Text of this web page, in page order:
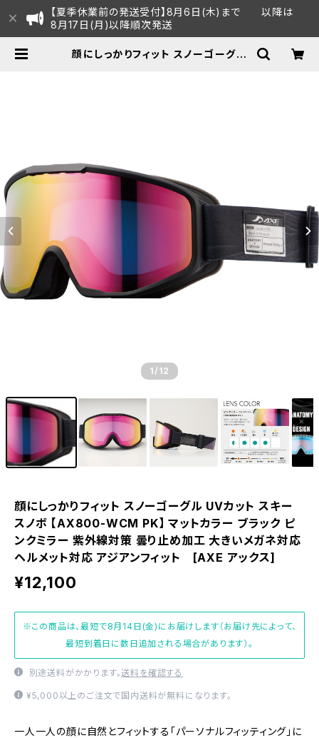
【夏季休業前の発送受付】8月6日(木)まで 以降は
8月17日(月)以降順次発送
顔にしっかりフィット スノーゴーグル
1 /12
顔にしっかりフィット スノーゴーグル UVカット スキー
スノボ 【AX800-WCM PK】 マットカラー ブラック ピ
ンクミラー 紫外線対策 曇り止め加工 大きいメガネ対応
ヘルメット対応 アジアンフィット [AXE アックス]
¥12,100
※この商品は、最短で8月14日(金)にお届けします（お届け先によって、
最短到着日に数日追加される場合があります）。
別途送料がかかります。送料を確認する
¥5,000以上のご注文で国内送料が無料になります。
一人一人の顔に自然とフィットする「パーソナルフィッティング」に